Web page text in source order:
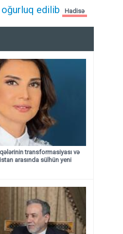
oğurluq edilib Hadisə
transformasiyası və
arasında sülhün yeni